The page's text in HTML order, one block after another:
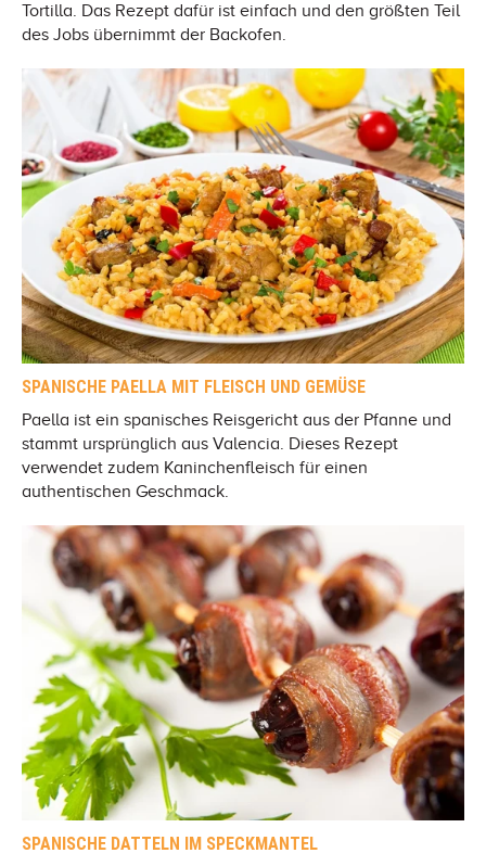
Tortilla. Das Rezept dafür ist einfach und den größten Teil
des Jobs übernimmt der Backofen.
SPANISCHE PAELLA MIT FLEISCH UND GEMÜSE
Paella ist ein spanisches Reisgericht aus der Pfanne und
stammt ursprünglich aus Valencia. Dieses Rezept
verwendet zudem Kaninchenfleisch für einen
authentischen Geschmack.
SPANISCHE DATTELN IM SPECKMANTEL